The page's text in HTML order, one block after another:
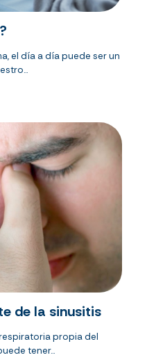
el día a día puede ser un
de la sinusitis
propia del
tener...